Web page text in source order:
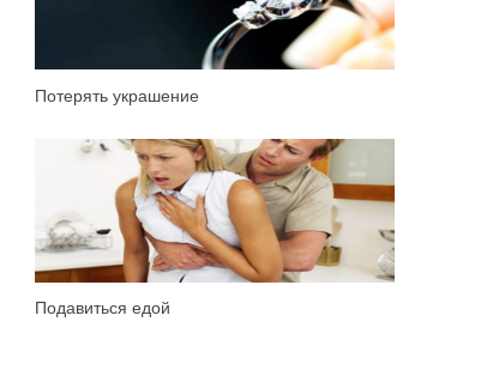
Потерять украшение
Подавиться едой